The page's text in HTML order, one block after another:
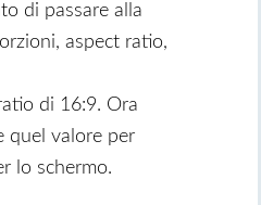
di passare alla
aspect ratio,
di 16:9. Ora
quel valore per
lo schermo.